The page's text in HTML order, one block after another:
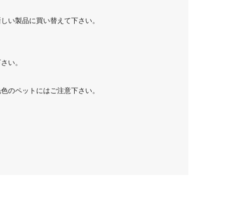
い製品に買い替えて下さい。
い。
のペットにはご注意下さい。